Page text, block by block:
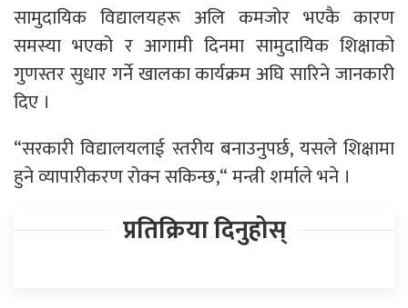
सामुदायिक विद्यालयहरू अलि कमजोर भएकै कारण
समस्या भएको र आगामी दिनमा सामुदायिक शिक्षाको
गुणस्तर सुधार गर्ने खालका कार्यक्रम अघि सारिने जानकारी
दिए ।
“सरकारी विद्यालयलाई स्तरीय बनाउनुपर्छ, यसले शिक्षामा
हुने व्यापारीकरण रोक्न सकिन्छ,“ मन्त्री शर्माले भने ।
प्रतिक्रिया दिनुहोस्